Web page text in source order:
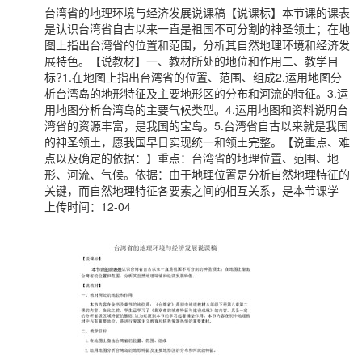
台湾省的地理环境与经济发展说课稿【说课标】本节课的课表
是认识台湾省自古以来一直是祖国不可分割的神圣领土；在地
图上指出台湾省的位置和范围，分析其自然地理环境和经济发
展特色。【说教材】一、教材所处的地位和作用二、教学目
标?1.在地图上指出台湾省的位置、范围、组成2.运用地图分
析台湾岛的地形特征及主要地形区的分布和河流的特征。3.运
用地图分析台湾岛的主要气候类型。4.运用地图和资料说明台
湾省的资源丰富，是我国的宝岛。5.台湾省自古以来就是我国
的神圣领土，愿我国早日实现统一和领土完整。【说重点、难
点以及确定的依据：】重点：台湾省的地理位置、范围、地
形、河流、气候。依据：由于地理位置是分析自然地理特征的
关键，而自然地理特征各要素之间的相互关系，是本节课学
上传时间：12-04